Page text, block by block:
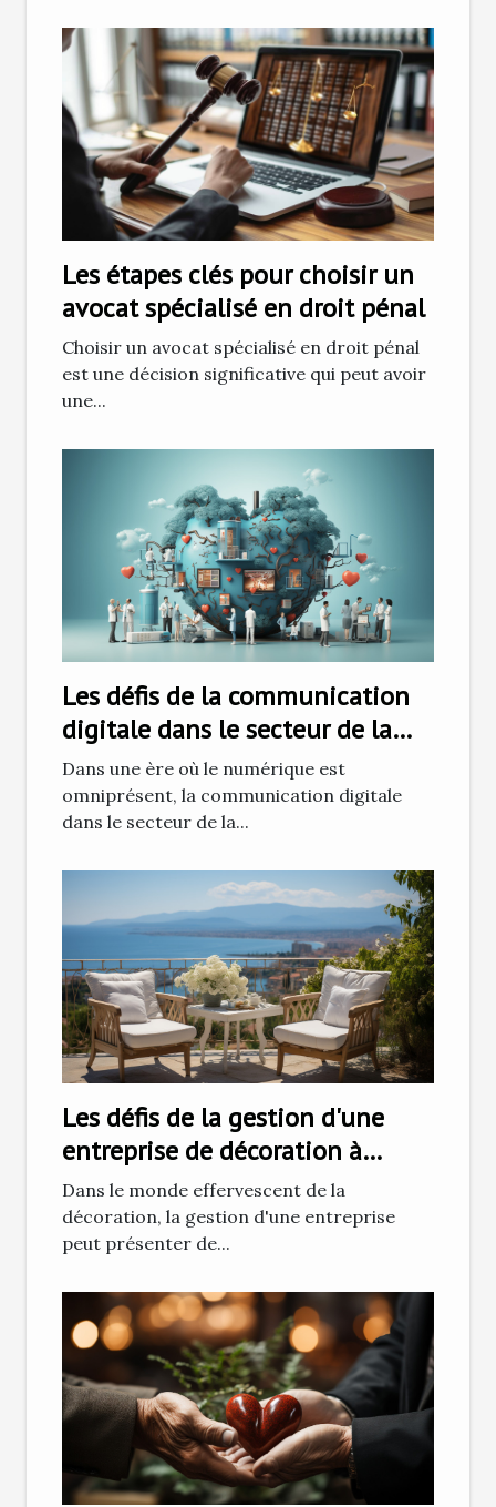
Les étapes clés pour choisir un
avocat spécialisé en droit pénal
Choisir un avocat spécialisé en droit pénal
est une décision significative qui peut avoir
une...
Les défis de la communication
digitale dans le secteur de la
santé
Dans une ère où le numérique est
omniprésent, la communication digitale
dans le secteur de la...
Les défis de la gestion d'une
entreprise de décoration à
Ajaccio
Dans le monde effervescent de la
décoration, la gestion d'une entreprise
peut présenter de...